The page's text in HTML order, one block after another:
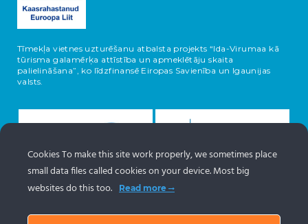
Tīmekļa vietnes uzturēšanu atbalsta projekts “Ida-Virumaa kā
tūrisma galamērķa attīstība un apmeklētāju skaita
palielināšana”, ko līdzfinansē Eiropas Savienība un Igaunijas
valsts.
Cookies To make this site work properly, we sometimes place
small data files called cookies on your device. Most big
websites do this too.
Read more